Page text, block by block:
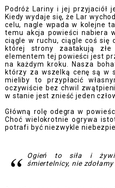
Podróż Lariny i jej przyjaciół
Kiedy wydaje się, że Lar
celu, nagle wpada w kolejne
temu akcja powieści nabiera
ciągle w ruchu, ciągle coś się
której strony zaatakują złe
elementem tej powieści jest
na każdym kroku. Nasza
którzy za wszelką cenę są w
mieliby to przypłacić
oczywiście bez chwil
w stanie jest znieść jeden
Główną rolę odegra w
Choć wielokrotnie ogrywa
potrafi być niezwykle
Ogień to siła i
śmiertelnicy, nie